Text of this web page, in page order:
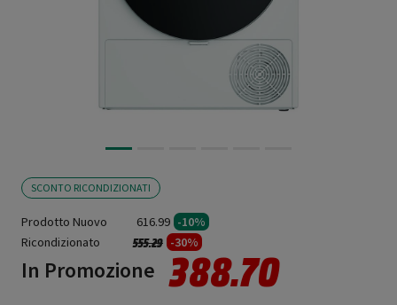
SCONTO RICONDIZIONATI
Prodotto Nuovo 616.99 -10%
Ricondizionato
Prezzo ridotto da
555.29a -30%
In Promozione 388.70